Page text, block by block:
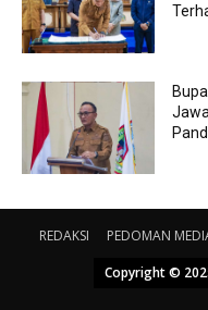
REDAKSI PEDOMAN
Copyright ©